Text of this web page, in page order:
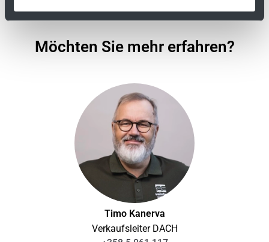
Möchten Sie mehr erfahren?
Timo Kanerva
Verkaufsleiter DACH